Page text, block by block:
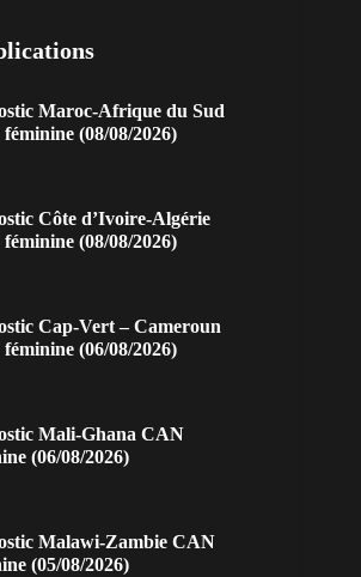
Maroc-Afrique du Sud
(08/08/2026)
Côte d’Ivoire-Algérie
(08/08/2026)
Cap-Vert – Cameroun
(06/08/2026)
Mali-Ghana CAN
(06/08/2026)
Malawi-Zambie CAN
(05/08/2026)